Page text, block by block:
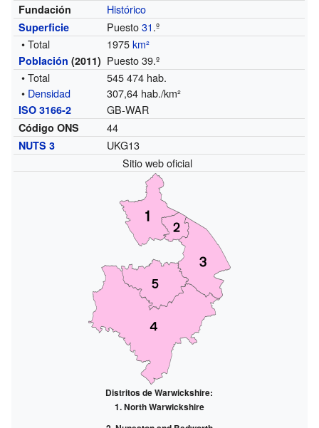
Fundación Histórico
Superficie Puesto31.º
• Total
1975km²
Población (2011) Puesto 39.º
• Total
545 474 hab.
• Densidad 307,64 hab./km²
ISO 3166-2 GB-WAR
Código ONS 44
NUTS 3
UKG13
Sitio web oficial
Distritos de Warwickshire:
North Warwickshire